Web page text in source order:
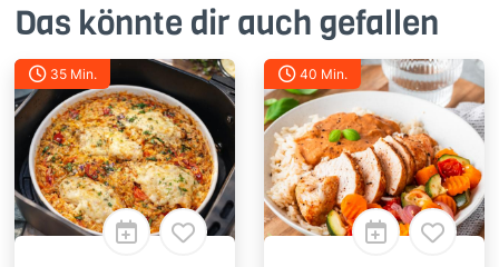
Das könnte dir auch gefallen
35 Min. 40 Min.